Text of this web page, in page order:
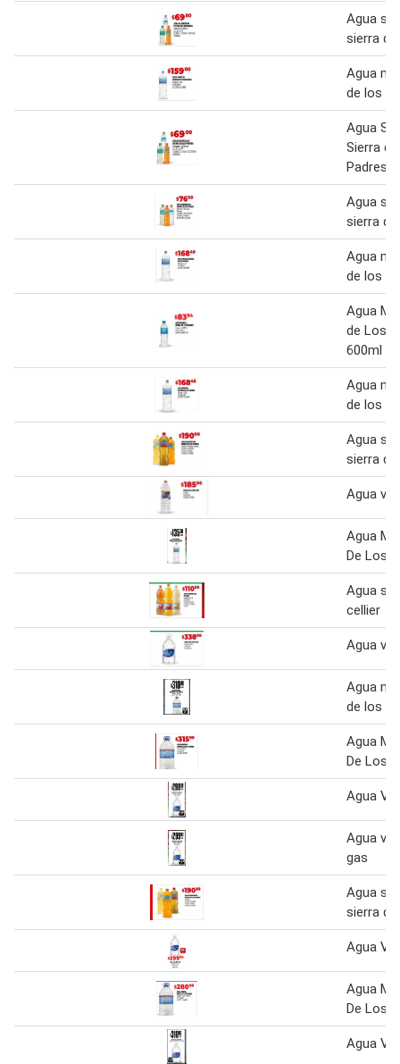
Agua
sierra
Agua
de los
Agua
Sierra
Padres
Agua
sierra
Agua
de los
Agua
de Los
600ml
Agua
de los
Agua
sierra
Agua
Agua
De Los
Agua
cellier
Agua
Agua
de los
Agua
De Los
Agua
Agua
gas
Agua
sierra
Agua
Agua
De Los
Agua